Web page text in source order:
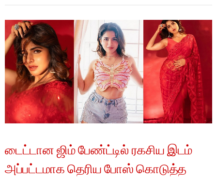
டைட்டான ஜிம் பேண்ட்டில் ரகசிய இடம்
அப்பட்டமாக தெரிய போஸ் கொடுத்த